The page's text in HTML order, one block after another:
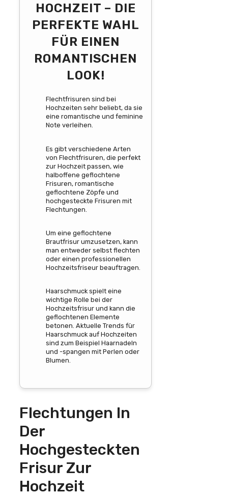
HOCHZEIT – DIE
PERFEKTE WAHL
FÜR EINEN
ROMANTISCHEN
LOOK!
Flechtfrisuren sind bei
Hochzeiten sehr beliebt, da sie
eine romantische und feminine
Note verleihen.
Es gibt verschiedene Arten
von Flechtfrisuren, die perfekt
zur Hochzeit passen, wie
halboffene geflochtene
Frisuren, romantische
geflochtene Zöpfe und
hochgesteckte Frisuren mit
Flechtungen.
Um eine geflochtene
Brautfrisur umzusetzen, kann
man entweder selbst flechten
oder einen professionellen
Hochzeitsfriseur beauftragen.
Haarschmuck spielt eine
wichtige Rolle bei der
Hochzeitsfrisur und kann die
geflochtenen Elemente
betonen. Aktuelle Trends für
Haarschmuck auf Hochzeiten
sind zum Beispiel Haarnadeln
und -spangen mit Perlen oder
Blumen.
Flechtungen In
Der
Hochgesteckten
Frisur Zur
Hochzeit